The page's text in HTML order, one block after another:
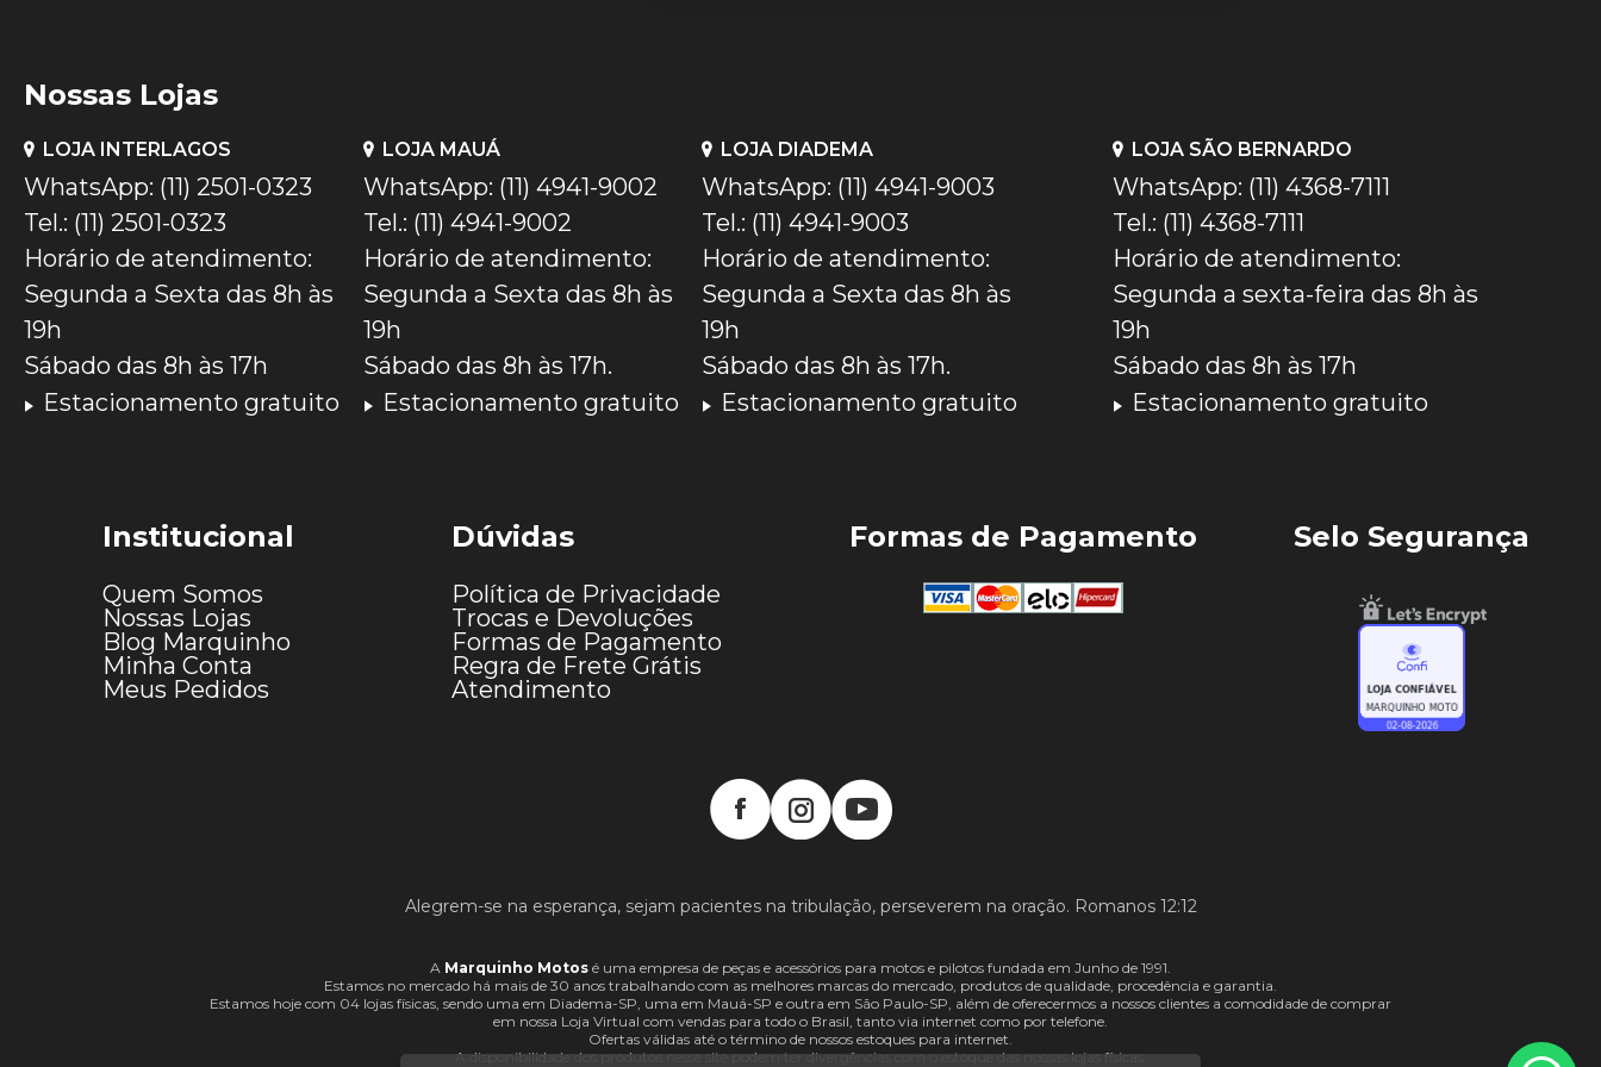
Nossas Lojas
LOJA INTERLAGOS
WhatsApp: (11) 2501-0323
Tel.: (11) 2501-0323
Horário de atendimento:
Segunda a Sexta das 8h às
19h
Sábado das 8h às 17h
Estacionamento gratuito
LOJA MAUÁ
WhatsApp: (11) 4941-9002
Tel.: (11) 4941-9002
Horário de atendimento:
Segunda a Sexta das 8h às
19h
Sábado das 8h às 17h.
Estacionamento gratuito
LOJA DIADEMA
WhatsApp: (11) 4941-9003
Tel.: (11) 4941-9003
Horário de atendimento:
Segunda a Sexta das 8h às
19h
Sábado das 8h às 17h.
Estacionamento gratuito
LOJA SÃO BERNARDO
WhatsApp: (11) 4368-7111
Tel.: (11) 4368-7111
Horário de atendimento:
Segunda a sexta-feira das 8h às
19h
Sábado das 8h às 17h
Estacionamento gratuito
Institucional
Quem Somos
Nossas Lojas
Blog Marquinho
Minha Conta
Meus Pedidos
Dúvidas
Política de Privacidade
Trocas e Devoluções
Formas de Pagamento
Regra de Frete Grátis
Atendimento
Formas de Pagamento Selo Segurança
Alegrem-se na esperança, sejam pacientes na tribulação, perseverem na oração. Romanos 12:12
A Marquinho Motos é uma empresa de peças e acessórios para motos e pilotos fundada em Junho de 1991.
Estamos no mercado há mais de 30 anos trabalhando com as melhores marcas do mercado, produtos de qualidade, procedência e garantia.
Estamos hoje com 04 lojas físicas, sendo uma em Diadema-SP, uma em Mauá-SP e outra em São Paulo-SP, além de oferecermos a nossos clientes a comodidade de comprar
em nossa Loja Virtual com vendas para todo o Brasil, tanto via internet como por telefone.
Ofertas válidas até o término de nossos estoques para internet.
A disponibilidade dos produtos nesse site podem ter divergências com o estoque das nossas lojas físicas.